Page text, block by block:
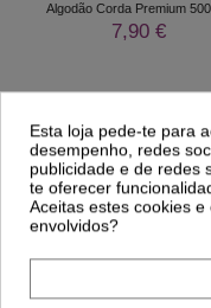
Algodão Corda Premium
7,90 €
Esta loja pede-te para
desempenho, redes
publicidade e de redes
te oferecer
Aceitas estes cookies
envolvidos?